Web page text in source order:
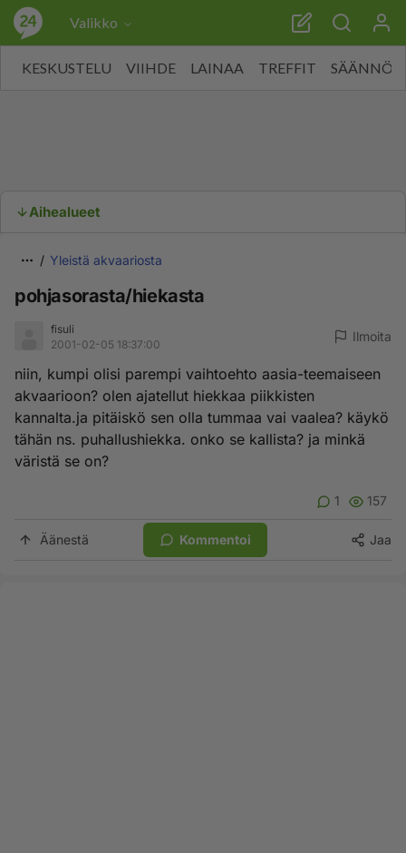
Valikko
KESKUSTELU VIIHDE LAINAA TREFFIT SÄÄNNÖT
Aihealueet
Yleistä akvaariosta
pohjasorasta/hiekasta
fisuli
2001-02-05 18:37:00
Ilmoita
niin, kumpi olisi parempi vaihtoehto aasia-teemaiseen
akvaarioon? olen ajatellut hiekkaa piikkisten
kannalta.ja pitäiskö sen olla tummaa vai vaalea? käykö
tähän ns. puhallushiekka. onko se kallista? ja minkä
väristä se on?
1 157
Äänestä Kommentoi Jaa